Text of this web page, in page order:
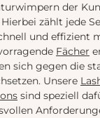
der
zählt jede
und effizient
Fächer
sich gegen die
Unsere
sind speziell